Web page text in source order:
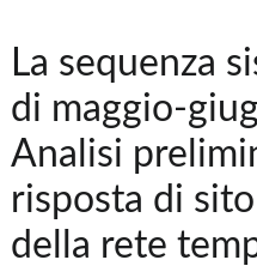
La sequenza
di maggio-
Analisi
risposta di
della rete